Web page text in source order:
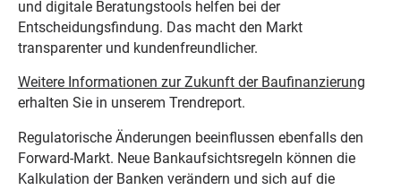
und digitale Beratungstools helfen bei der
Entscheidungsfindung. Das macht den Markt
transparenter und kundenfreundlicher.
Weitere Informationen zur Zukunft der Baufinanzierung
erhalten Sie in unserem Trendreport.
Regulatorische Änderungen beeinflussen ebenfalls den
Forward-Markt. Neue Bankaufsichtsregeln können die
Kalkulation der Banken verändern und sich auf die